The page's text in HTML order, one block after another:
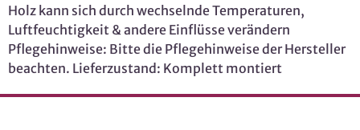
Holz kann sich durch wechselnde Temperaturen,
Luftfeuchtigkeit & andere Einflüsse verändern
Pflegehinweise: Bitte die Pflegehinweise der Hersteller
beachten. Lieferzustand: Komplett montiert